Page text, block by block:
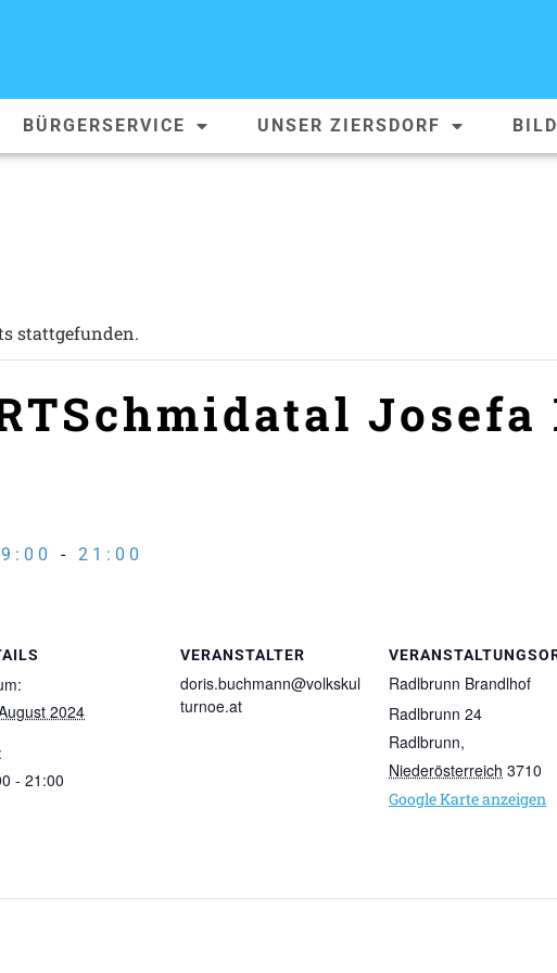
BÜRGERSERVICE UNSER ZIERSDORF
stattgefunden.
Josefa
- 21:00
2024
- 21:00
VERANSTALTER
doris.buchmann@volkskul
turnoe.at
Radlbrunn Brandlhof
Radlbrunn 24
Radlbrunn,
Niederösterreich 3710
Google Karte anzeigen